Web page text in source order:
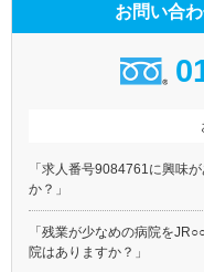
お問い合
「求人番号9084761に興味
か？」
「残業が少なめの病院を
院はありますか？」